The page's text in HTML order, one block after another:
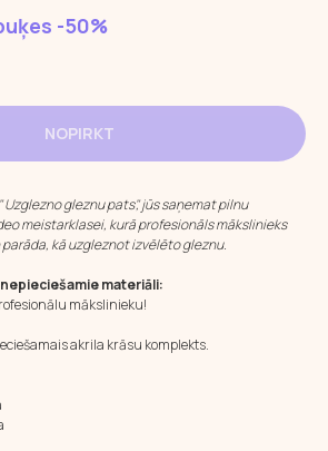
-50%
NOPIRKT
gleznu pats", jūs saņemat pilnu
meistarklasei, kurā profesionāls mākslinieks
kā uzgleznot izvēlēto gleznu.
materiāli:
mākslinieku!
akrila krāsu komplekts.